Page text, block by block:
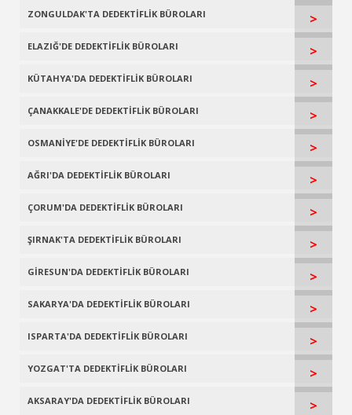
ZONGULDAK'TA DEDEKTİFLİK BÜROLARI >
ELAZIĞ'DE DEDEKTİFLİK BÜROLARI >
KÜTAHYA'DA DEDEKTİFLİK BÜROLARI >
ÇANAKKALE'DE DEDEKTİFLİK BÜROLARI >
OSMANİYE'DE DEDEKTİFLİK BÜROLARI >
AĞRI'DA DEDEKTİFLİK BÜROLARI >
ÇORUM'DA DEDEKTİFLİK BÜROLARI >
ŞIRNAK'TA DEDEKTİFLİK BÜROLARI >
GİRESUN'DA DEDEKTİFLİK BÜROLARI >
SAKARYA'DA DEDEKTİFLİK BÜROLARI >
ISPARTA'DA DEDEKTİFLİK BÜROLARI >
YOZGAT'TA DEDEKTİFLİK BÜROLARI >
AKSARAY'DA DEDEKTİFLİK BÜROLARI >